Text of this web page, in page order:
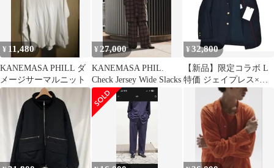
¥ 11,480
KANEMASA PHILL ダ
メージサーマルニット
¥ 27,000
KANEMASA PHIL.
Check Jersey Wide Slacks
¥32,800
【新品】限定コラボ L
特価 ジェイプレス×カ
ネマサフィル 金ボタン
紺ブレザー